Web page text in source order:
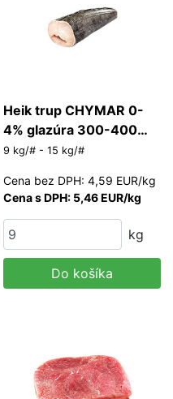
Heik trup CHYMAR 0-
4% glazúra 300-400
g/ks
9 kg/# - 15 kg/#
Cena bez DPH: 4,59 EUR/kg
Cena s DPH: 5,46 EUR/kg
kg
Do košíka